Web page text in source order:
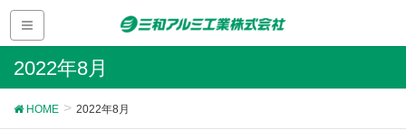
2022年8月
HOME 2022年8月